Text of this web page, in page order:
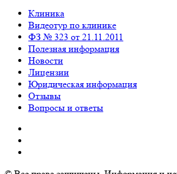
Клиника
Видеотур по клинике
ФЗ № 323 от 21.11.2011
Полезная информация
Новости
Лицензии
Юридическая информация
Отзывы
Вопросы и ответы